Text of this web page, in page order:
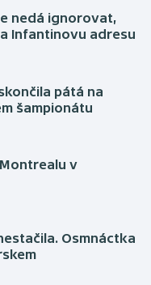
nedá ignorovat,
Infantinovu adresu
pátá na
šampionátu
v
Osmnáctka